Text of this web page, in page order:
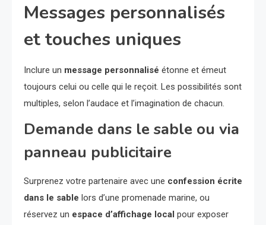
Messages personnalisés
et touches uniques
Inclure un message personnalisé étonne et émeut
toujours celui ou celle qui le reçoit. Les possibilités sont
multiples, selon l’audace et l’imagination de chacun.
Demande dans le sable ou via
panneau publicitaire
Surprenez votre partenaire avec une confession écrite
dans le sable lors d’une promenade marine, ou
réservez un espace d’affichage local pour exposer